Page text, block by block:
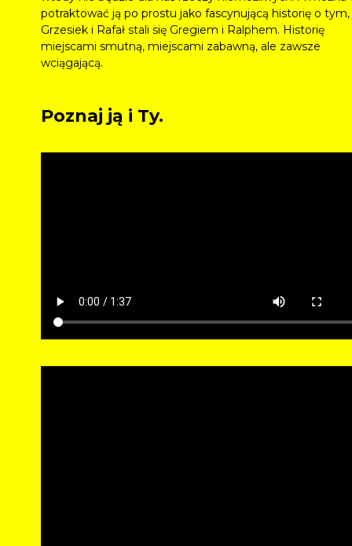
potraktować ją po prostu jako fascynującą historię o tym,
Grzesiek i Rafał stali się Gregiem i Ralphem. Historię
miejscami smutną, miejscami zabawną, ale zawsze
wciągającą.
Poznaj ją i Ty.